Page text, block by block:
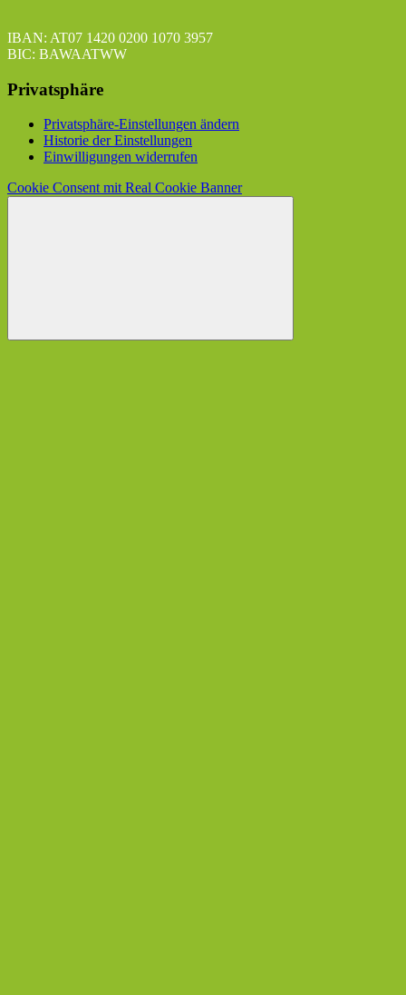
IBAN: AT07 1420 0200 1070 3957
BIC: BAWAATWW
Privatsphäre
Privatsphäre-Einstellungen ändern
Historie der Einstellungen
Einwilligungen widerrufen
Cookie Consent mit Real Cookie Banner